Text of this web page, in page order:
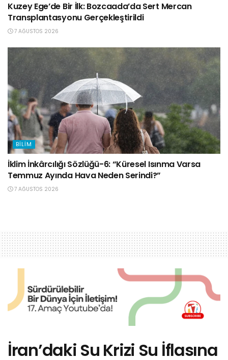
Kuzey Ege’de Bir İlk: Bozcaada’da Sert Mercan
Transplantasyonu Gerçekleştirildi
7 AĞUSTOS 2026
BILIM
İklim İnkârcılığı Sözlüğü-6: “Küresel Isınma Varsa
Temmuz Ayında Hava Neden Serindi?”
7 AĞUSTOS 2026
İran’daki Su Krizi Su İflasına